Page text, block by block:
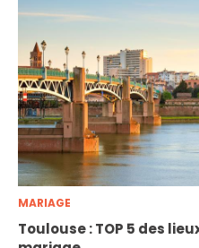
MARIAGE
Toulouse : TOP 5 des